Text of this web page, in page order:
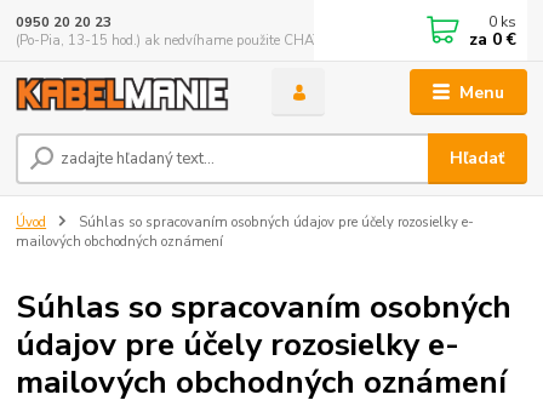
Menu
Hľadať
0950 20 20 23
(Po-Pia, 13-15 hod.) ak nedvíhame použite CHATBOX
0 ks
za 0 €
Úvod
Súhlas so spracovaním osobných údajov pre účely rozosielky e-
mailových obchodných oznámení
Súhlas so spracovaním osobných
údajov pre účely rozosielky e-
mailových obchodných oznámení